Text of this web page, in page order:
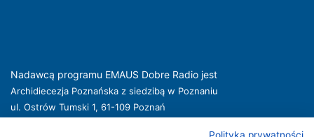
Nadawcą programu EMAUS Dobre Radio jest
Archidiecezja Poznańska z siedzibą w Poznaniu
ul. Ostrów Tumski 1, 61-109 Poznań